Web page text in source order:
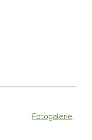
Fotogalerie